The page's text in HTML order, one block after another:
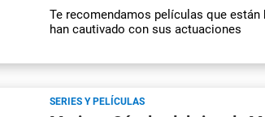
Te recomendamos películas que
han cautivado con sus actuaciones
SERIES Y PELÍCULAS